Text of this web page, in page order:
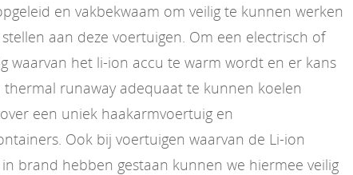
en vakbekwaam om veilig te kunnen werken
aan deze voertuigen. Om een electrisch of
waarvan het li-ion accu te warm wordt en er kans
runaway adequaat te kunnen koelen
een uniek haakarmvoertuig en
Ook bij voertuigen waarvan de Li-ion
brand hebben gestaan kunnen we hiermee veilig